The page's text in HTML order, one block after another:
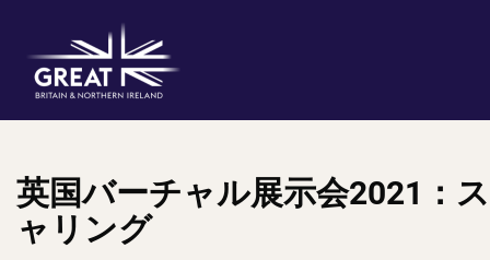
英国バーチャル展示会2021：
ャリング